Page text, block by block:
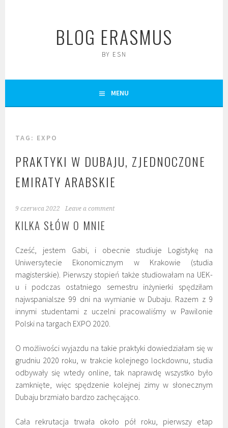
BLOG ERASMUS
BY ESN
MENU
TAG: EXPO
PRAKTYKI W DUBAJU, ZJEDNOCZONE
EMIRATY ARABSKIE
9 czerwca 2022 Leave a comment
KILKA SŁÓW O MNIE
Cześć, jestem Gabi, i obecnie studiuje Logistykę na
Uniwersytecie Ekonomicznym w Krakowie (studia
magisterskie). Pierwszy stopień także studiowałam na UEK-
u i podczas ostatniego semestru inżynierki spędziłam
najwspanialsze 99 dni na wymianie w Dubaju. Razem z 9
innymi studentami z uczelni pracowaliśmy w Pawilonie
Polski na targach EXPO 2020.
O możliwości wyjazdu na takie praktyki dowiedziałam się w
grudniu 2020 roku, w trakcie kolejnego lockdownu, studia
odbywały się wtedy online, tak naprawdę wszystko było
zamknięte, więc spędzenie kolejnej zimy w słonecznym
Dubaju brzmiało bardzo zachęcająco.
Cała rekrutacja trwała około pół roku, pierwszy etap